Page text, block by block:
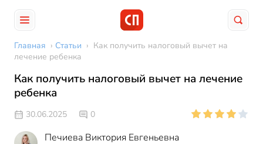
Главная › Статьи › Как получить налоговый вычет на
лечение ребенка
Как получить налоговый вычет на лечение
ребенка
30.06.2025 0
Печиева Виктория Евгеньевна